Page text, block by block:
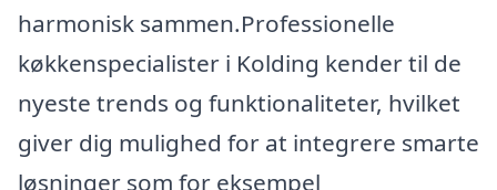
harmonisk sammen.Professionelle
køkkenspecialister i Kolding kender til de
nyeste trends og funktionaliteter, hvilket
giver dig mulighed for at integrere smarte
løsninger som for eksempel